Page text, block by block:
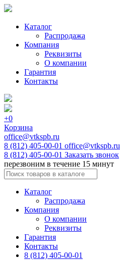
Каталог
Распродажа
Компания
Реквизиты
О компании
Гарантия
Контакты
+0
Корзина
office@vtkspb.ru
8 (812) 405-00-01 office@vtkspb.ru
8 (812) 405-00-01 Заказать звонок
перезвоним в течение 15 минут
Каталог
Распродажа
Компания
О компании
Реквизиты
Гарантия
Контакты
8 (812) 405-00-01